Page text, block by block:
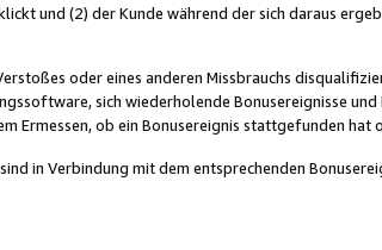
und (2) der Kunde während der sich daraus
oder eines anderen Missbrauchs
sich wiederholende Bonusereignisse und
Ermessen, ob ein Bonusereignis stattgefunden hat
in Verbindung mit dem entsprechenden